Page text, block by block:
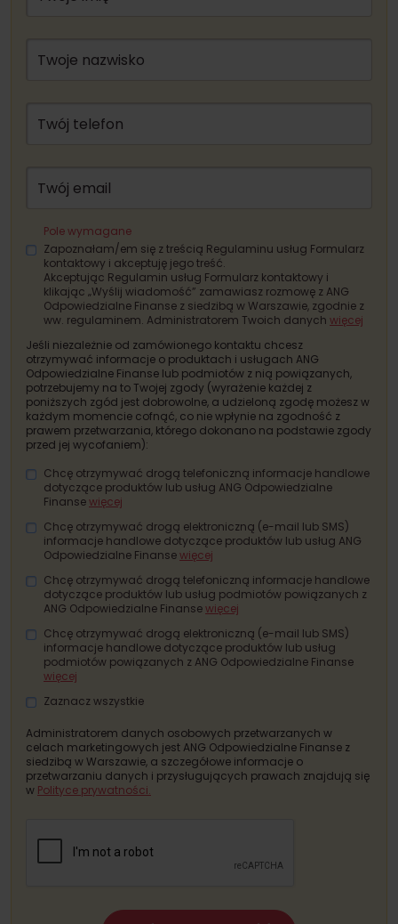
Twoje nazwisko
Twój telefon
Twój email
Pole wymagane
Zapoznałam/em się z treścią Regulaminu usług Formularz
kontaktowy i akceptuję jego treść.
Akceptując Regulamin usług Formularz kontaktowy i
klikając „Wyślij wiadomość” zamawiasz rozmowę z ANG
Odpowiedzialne Finanse z siedzibą w Warszawie, zgodnie z
ww. regulaminem. Administratorem Twoich danych więcej
Jeśli niezależnie od zamówionego kontaktu chcesz
otrzymywać informacje o produktach i usługach ANG
Odpowiedzialne Finanse lub podmiotów z nią powiązanych,
potrzebujemy na to Twojej zgody (wyrażenie każdej z
poniższych zgód jest dobrowolne, a udzieloną zgodę możesz w
każdym momencie cofnąć, co nie wpłynie na zgodność z
prawem przetwarzania, którego dokonano na podstawie zgody
przed jej wycofaniem):
Chcę otrzymywać drogą telefoniczną informacje handlowe
dotyczące produktów lub usług ANG Odpowiedzialne
Finansewięcej
Chcę otrzymywać drogą elektroniczną (e-mail lub SMS)
informacje handlowe dotyczące produktów lub usług ANG
Odpowiedzialne Finansewięcej
Chcę otrzymywać drogą telefoniczną informacje handlowe
dotyczące produktów lub usług podmiotów powiązanych z
ANG Odpowiedzialne Finansewięcej
Chcę otrzymywać drogą elektroniczną (e-mail lub SMS)
informacje handlowe dotyczące produktów lub usług
podmiotów powiązanych z ANG Odpowiedzialne Finanse
więcej
Zaznacz wszystkie
Administratorem danych osobowych przetwarzanych w
celach marketingowych jest ANG Odpowiedzialne Finanse z
siedzibą w Warszawie, a szczegółowe informacje o
przetwarzaniu danych i przysługujących prawach znajdują się
w Polityce prywatności.